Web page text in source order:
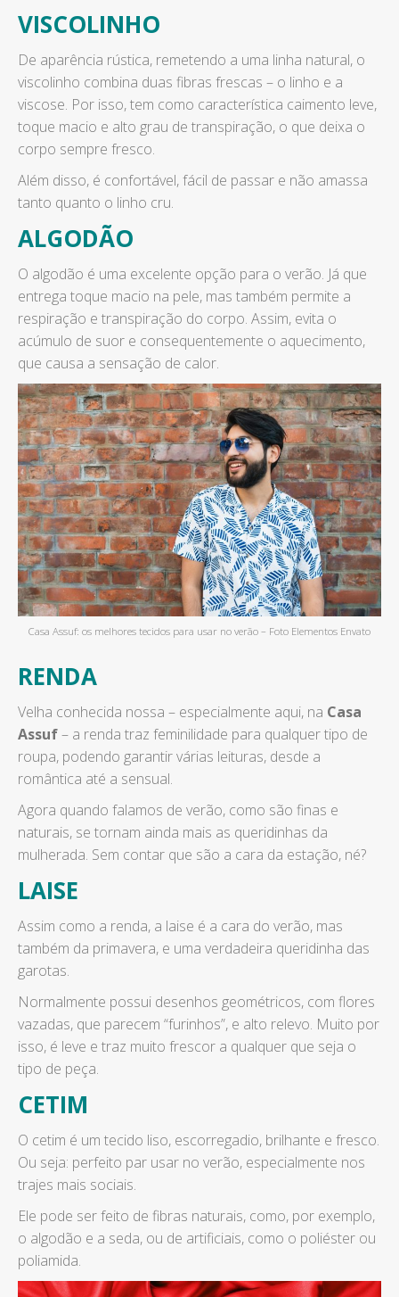
VISCOLINHO
De aparência rústica, remetendo a uma linha natural, o
viscolinho combina duas fibras frescas – o linho e a
viscose. Por isso, tem como característica caimento leve,
toque macio e alto grau de transpiração, o que deixa o
corpo sempre fresco.
Além disso, é confortável, fácil de passar e não amassa
tanto quanto o linho cru.
ALGODÃO
O algodão é uma excelente opção para o verão. Já que
entrega toque macio na pele, mas também permite a
respiração e transpiração do corpo. Assim, evita o
acúmulo de suor e consequentemente o aquecimento,
que causa a sensação de calor.
Casa Assuf: os melhores tecidos para usar no verão – Foto Elementos Envato
RENDA
Velha conhecida nossa – especialmente aqui, na Casa
Assuf– a renda traz feminilidade para qualquer tipo de
roupa, podendo garantir várias leituras, desde a
romântica até a sensual.
Agora quando falamos de verão, como são finas e
naturais, se tornam ainda mais as queridinhas da
mulherada. Sem contar que são a cara da estação, né?
LAISE
Assim como a renda, a laise é a cara do verão, mas
também da primavera, e uma verdadeira queridinha das
garotas.
Normalmente possui desenhos geométricos, com flores
vazadas, que parecem “furinhos”, e alto relevo. Muito por
isso, é leve e traz muito frescor a qualquer que seja o
tipo de peça.
CETIM
O cetim é um tecido liso, escorregadio, brilhante e fresco.
Ou seja: perfeito par usar no verão, especialmente nos
trajes mais sociais.
Ele pode ser feito de fibras naturais, como, por exemplo,
o algodão e a seda, ou de artificiais, como o poliéster ou
poliamida.